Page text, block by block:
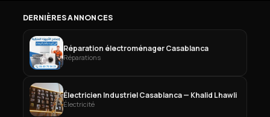
DERNIÈRES ANNONCES
Réparation électroménager Casablanca
Réparations
Électricien Industriel Casablanca — Khalid Lhawli
Électricité